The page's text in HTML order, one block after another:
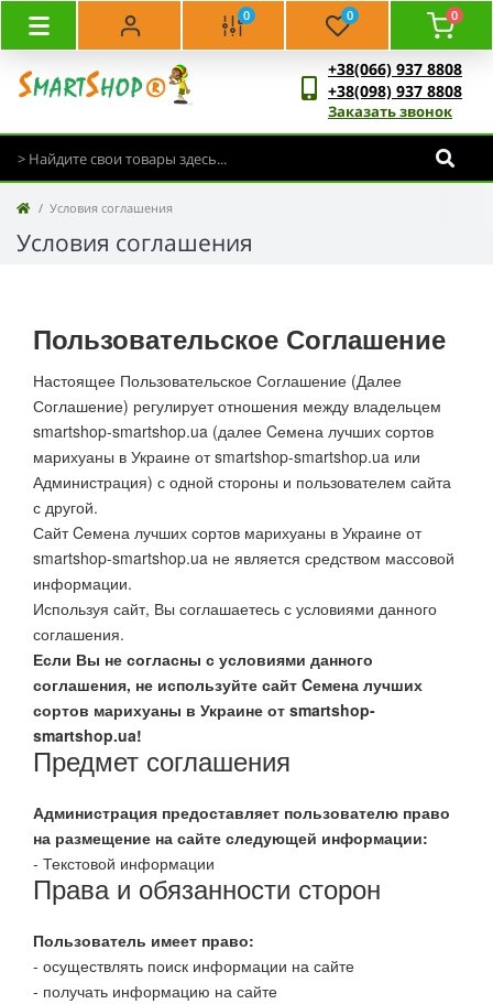
0 0 0
+38(066) 937 8808
+38(098) 937 8808
Заказать звонок
Условия соглашения
Условия соглашения
Пользовательское Соглашение
Настоящее Пользовательское Соглашение (Далее
Соглашение) регулирует отношения между владельцем
smartshop-smartshop.ua (далее Cемена лучших сортов
марихуаны в Украине от smartshop-smartshop.ua или
Администрация) с одной стороны и пользователем сайта
с другой.
Сайт Cемена лучших сортов марихуаны в Украине от
smartshop-smartshop.ua не является средством массовой
информации.
Используя сайт, Вы соглашаетесь с условиями данного
соглашения.
Если Вы не согласны с условиями данного
соглашения, не используйте сайт Cемена лучших
сортов марихуаны в Украине от smartshop-
smartshop.ua!
Предмет соглашения
Администрация предоставляет пользователю право
на размещение на сайте следующей информации:
- Текстовой информации
Права и обязанности сторон
Пользователь имеет право:
- осуществлять поиск информации на сайте
- получать информацию на сайте